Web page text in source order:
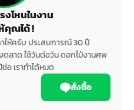
ไหนในงาน
คุณได้ !
ให้ครับ ประสบการณ์ 30 ปี
ลาด ใช้วันต่อวัน ดอกไม้งานศพ
อ เราทำได้หมด
สั่งซื้อ